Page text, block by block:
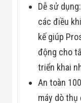
Dễ sử
các điều
kế giúp
động cho
triển khai
An toàn
máy dò